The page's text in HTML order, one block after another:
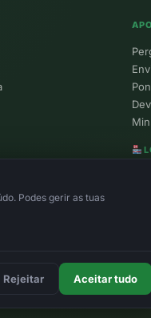
R.
Podes gerir as tuas
Rejeitar Aceitar tudo